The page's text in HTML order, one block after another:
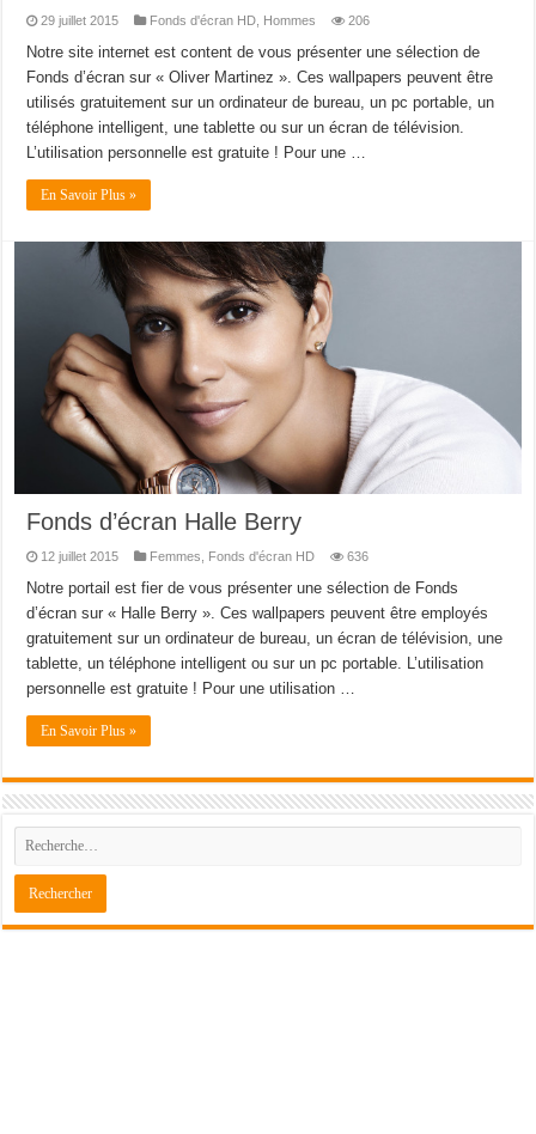
29 juillet 2015 Fonds d'écran HD Hommes 206
Notre site internet est content de vous présenter une sélection de
Fonds d’écran sur « Oliver Martinez ». Ces wallpapers peuvent être
utilisés gratuitement sur un ordinateur de bureau, un pc portable, un
téléphone intelligent, une tablette ou sur un écran de télévision.
L’utilisation personnelle est gratuite ! Pour une …
En Savoir Plus »
Fonds d’écran Halle Berry
12 juillet 2015 Femmes Fonds d'écran HD 636
Notre portail est fier de vous présenter une sélection de Fonds
d’écran sur « Halle Berry ». Ces wallpapers peuvent être employés
gratuitement sur un ordinateur de bureau, un écran de télévision, une
tablette, un téléphone intelligent ou sur un pc portable. L’utilisation
personnelle est gratuite ! Pour une utilisation …
En Savoir Plus »